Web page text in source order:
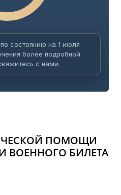
состоянию на 1 июля
более подробной
с нами.
ПОМОЩИ
ВОЕННОГО БИЛЕТА